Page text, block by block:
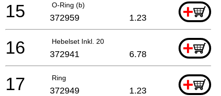
O-Ring (b) +
15 372959 1.23
Hebelset Inkl. 20 +
16 372941 6.78
Ring +
17 372949 1.23